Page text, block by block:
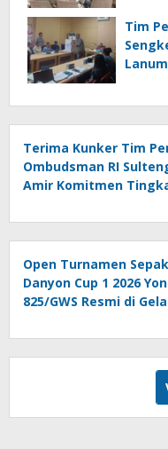
Tim
Terima Kunker Tim
Ombudsman RI
Amir Komitmen
Akuntabel Bebas Mal
Administrasi
Open Turnamen
Danyon Cup 1 2026
825/GWS Resmi di